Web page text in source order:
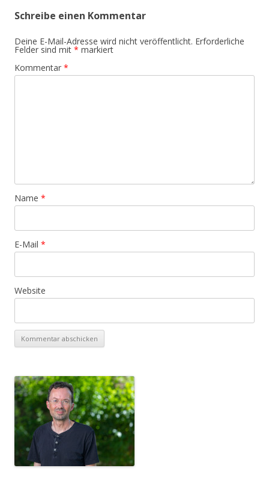
Schreibe einen Kommentar
Deine E-Mail-Adresse wird nicht veröffentlicht. Erforderliche
Felder sind mit * markiert
Kommentar *
Name *
E-Mail *
Website